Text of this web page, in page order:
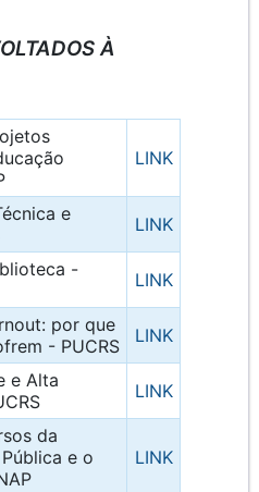
À
LINK
e
LINK
-
LINK
por que
- PUCRS
LINK
e Alta
LINK
da
e o
LINK